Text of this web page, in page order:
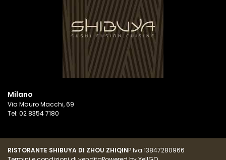
Milano
Via Mauro Macchi,69
Tel: 02 8354 7180
RISTORANTE SHIBUYA DI ZHOU ZHIQINP.Iva 13847280966